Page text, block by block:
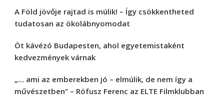
A Föld jövője rajtad is múlik! – Így csökkentheted
tudatosan az ökolábnyomodat
Öt kávézó Budapesten, ahol egyetemistaként
kedvezmények várnak
„… ami az emberekben jó – elmúlik, de nem így a
művészetben” – Rófusz Ferenc az ELTE Filmklubban